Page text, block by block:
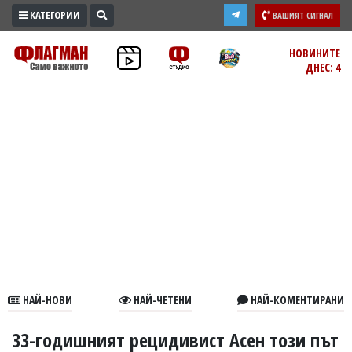
ПРОМО
ЗОНА
В
КАТЕГОРИИ ВАШИЯТ СИГНАЛ
НОВИНИТЕ
ДНЕС: 4
НАЙ-НОВИ НАЙ-ЧЕТЕНИ НАЙ-КОМЕНТИРАНИ
33-годишният рецидивист Асен този път